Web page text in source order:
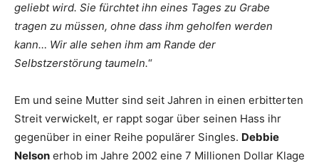
geliebt wird. Sie fürchtet ihn eines Tages zu Grabe
tragen zu müssen, ohne dass ihm geholfen werden
kann… Wir alle sehen ihm am Rande der
Selbstzerstörung taumeln.“
Em und seine Mutter sind seit Jahren in einen erbitterten
Streit verwickelt, er rappt sogar über seinen Hass ihr
gegenüber in einer Reihe populärer Singles. Debbie
Nelson erhob im Jahre 2002 eine 7 Millionen Dollar Klage